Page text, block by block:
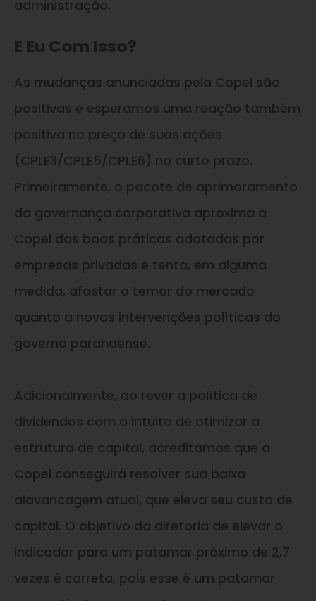
administração.
E Eu Com Isso?
As mudanças anunciadas pela Copel são
positivas e esperamos uma reação também
positiva no preço de suas ações
(CPLE3/CPLE5/CPLE6) no curto prazo.
Primeiramente, o pacote de aprimoramento
da governança corporativa aproxima a
Copel das boas práticas adotadas por
empresas privadas e tenta, em alguma
medida, afastar o temor do mercado
quanto a novas intervenções políticas do
governo paranaense.
Adicionalmente, ao rever a política de
dividendos com o intuito de otimizar a
estrutura de capital, acreditamos que a
Copel conseguirá resolver sua baixa
alavancagem atual, que eleva seu custo de
capital. O objetivo da diretoria de elevar o
indicador para um patamar próximo de 2,7
vezes é correta, pois esse é um patamar